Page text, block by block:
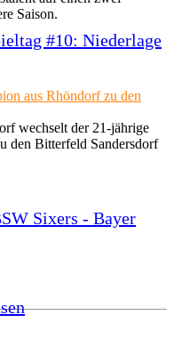
#10: Niederlage
Sixers - Bayer
Saison.
aus Rhöndorf zu den
wechselt der 21-jährige
den Bitterfeld Sandersdorf